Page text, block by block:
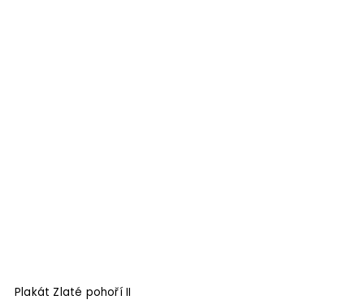
Plakát Zlaté pohoří II